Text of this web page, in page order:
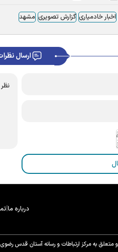
اخبار خادمیاری گزارش تصویری مشهد
ارسال
درباره ما|
به مرکز ارتباطات و رسانه آستان قدس رضوی